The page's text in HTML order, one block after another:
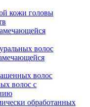
кожи головы
волос
волос
волос с
обработанных